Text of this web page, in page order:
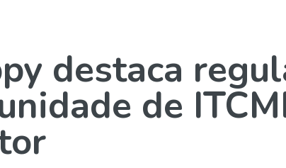
destaca
de